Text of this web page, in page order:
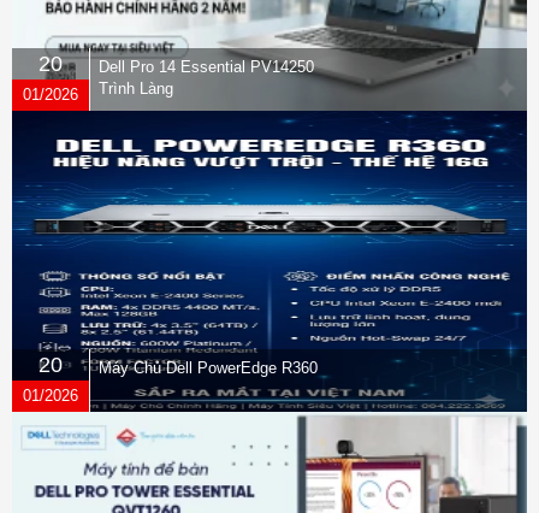
20
01/2026
Dell Pro 14 Essential PV14250
Trình Làng
20
01/2026
Máy Chủ Dell PowerEdge R360